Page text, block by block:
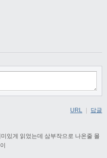
있게 읽었는데 삼부작으로 나온줄 몰
URL 답글